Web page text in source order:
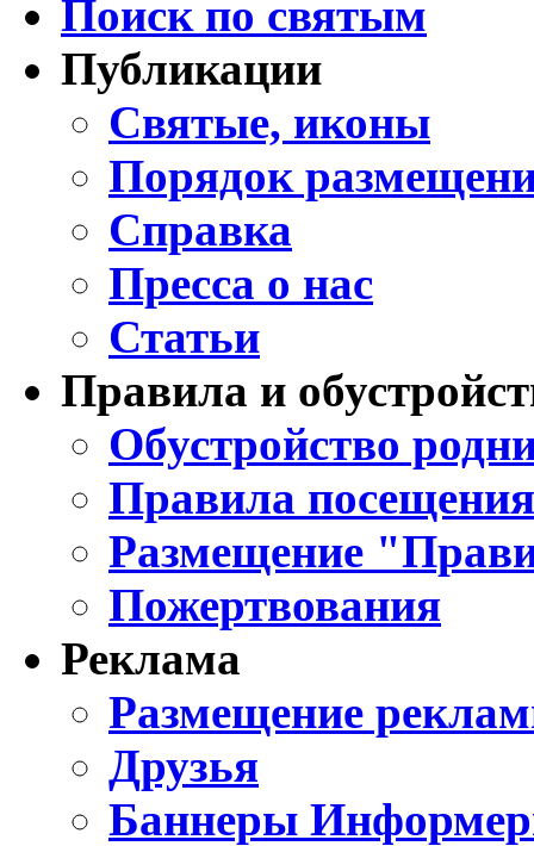
Поиск по святым
Публикации
Святые, иконы
Порядок
Справка
Пресса о нас
Статьи
Правила и
Обустройство
Правила
Размещение
Пожертвования
Реклама
Размещение
Друзья
Баннеры